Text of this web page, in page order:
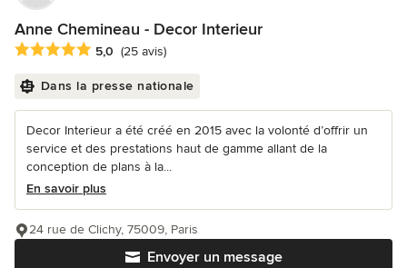
Anne Chemineau - Decor Interieur
Note moyenne : 5 étoiles sur 5
5,0 (25 avis)
Dans la presse nationale
Decor Interieur a été créé en 2015 avec la volonté d’offrir un
service et des prestations haut de gamme allant de la
conception de plans à la...
En savoir plus
Envoyer un message
24 rue de Clichy, 75009, Paris